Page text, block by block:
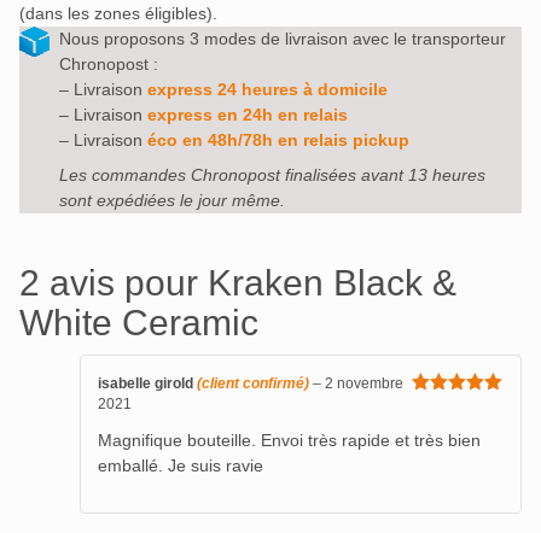
(dans les zones éligibles).
Nous proposons 3 modes de livraison avec le transporteur
Chronopost :
– Livraison express 24 heures à domicile
– Livraison express en 24h en relais
– Livraison éco en 48h/78h en relais pickup
Les commandes Chronopost finalisées avant 13 heures
sont expédiées le jour même.
2 avis pour Kraken Black &
White Ceramic
isabelle girold (client confirmé) – 2 novembre
2021
Magnifique bouteille. Envoi très rapide et très bien
emballé. Je suis ravie